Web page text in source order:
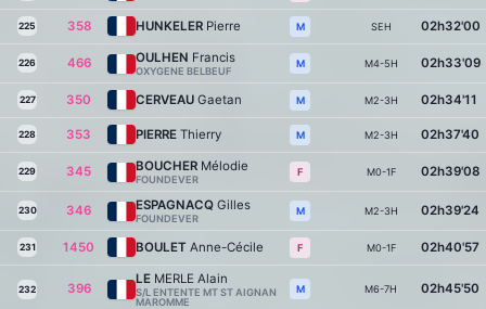
225 358 HUNKELER Pierre M SEH 02h32'00
226 466 OULHEN Francis
OXYGENE BELBEUF
M M4-5H 02h33'09
227 350 CERVEAU Gaetan M M2-3H 02h34'11
228 353 PIERRE Thierry M M2-3H 02h37'40
229 345 BOUCHER Mélodie
FOUNDEVER
F M0-1F 02h39'08
230 346 ESPAGNACQ Gilles
FOUNDEVER
M M2-3H 02h39'24
231 1450 BOULET Anne-Cécile F M0-1F 02h40'57
232 396
LE MERLE Alain
S/L ENTENTE MT ST AIGNAN
MAROMME
M M6-7H 02h45'50